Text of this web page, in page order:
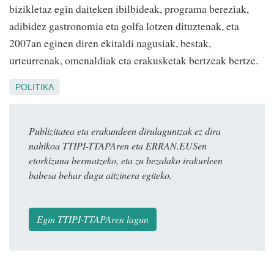
bizikletaz egin daiteken ibilbideak, programa bereziak,
adibidez gastronomia eta golfa lotzen dituztenak, eta
2007an eginen diren ekitaldi nagusiak, bestak,
urteurrenak, omenaldiak eta erakusketak bertzeak bertze.
POLITIKA
Publizitatea eta erakundeen dirulaguntzak ez dira
nahikoa TTIPI-TTAPAren eta ERRAN.EUSen
etorkizuna bermatzeko, eta zu bezalako irakurleen
babesa behar dugu aitzinera egiteko.
Egin TTIPI-TTAPAren lagun